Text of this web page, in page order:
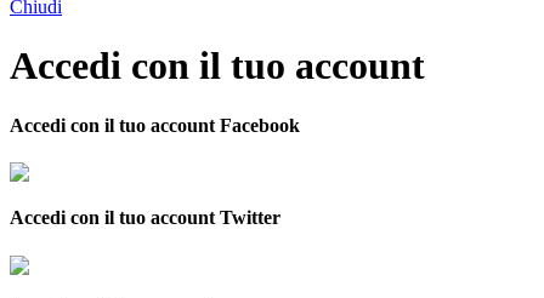
Chiudi
Accedi con il tuo account
Accedi con il tuo account Facebook
Accedi con il tuo account Twitter